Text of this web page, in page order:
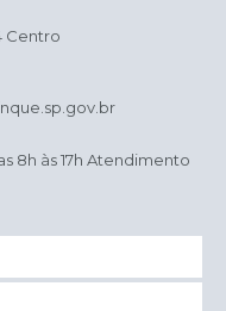
Centro
8h às 17h Atendimento